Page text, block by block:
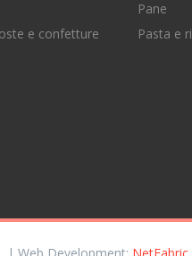
e confetture
Pane
Pasta e